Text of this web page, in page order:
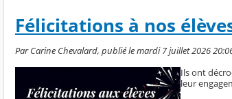
Félicitations à nos
Par Carine Chevalard, publié le mardi 7 juillet 2026
Ils ont
leur